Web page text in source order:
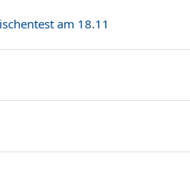
am 18.11